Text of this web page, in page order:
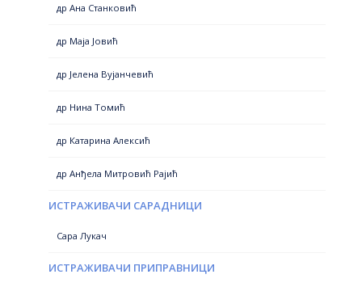
др Ана Станковић
др Маја Јовић
др Јелена Вујанчевић
др Нина Томић
др Катарина Алексић
др Анђела Митровић Рајић
ИСТРАЖИВАЧИ САРАДНИЦИ
Сара Лукач
ИСТРАЖИВАЧИ ПРИПРАВНИЦИ